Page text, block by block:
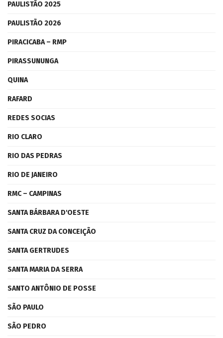
PAULISTÃO 2025
PAULISTÃO 2026
PIRACICABA – RMP
PIRASSUNUNGA
QUINA
RAFARD
REDES SOCIAS
RIO CLARO
RIO DAS PEDRAS
RIO DE JANEIRO
RMC – CAMPINAS
SANTA BÁRBARA D'OESTE
SANTA CRUZ DA CONCEIÇÃO
SANTA GERTRUDES
SANTA MARIA DA SERRA
SANTO ANTÔNIO DE POSSE
SÃO PAULO
SÃO PEDRO